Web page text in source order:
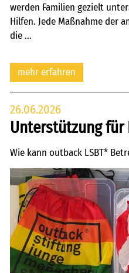
werden Familien gezielt
Hilfen. Jede Maßnahme der
die ...
mehr erfahren
26.06.2026
Unterstützung für
Wie kann outback LSBT*